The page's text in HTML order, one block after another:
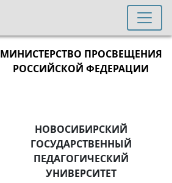
МИНИСТЕРСТВО ПРОСВЕЩЕНИЯ
РОССИЙСКОЙ ФЕДЕРАЦИИ
НОВОСИБИРСКИЙ
ГОСУДАРСТВЕННЫЙ
ПЕДАГОГИЧЕСКИЙ
УНИВЕРСИТЕТ